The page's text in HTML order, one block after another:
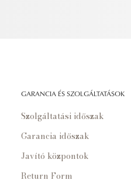
GARANCIA ÉS SZOLGÁLTATÁSOK
Szolgáltatási időszak
Garancia időszak
Javító központok
Return Form